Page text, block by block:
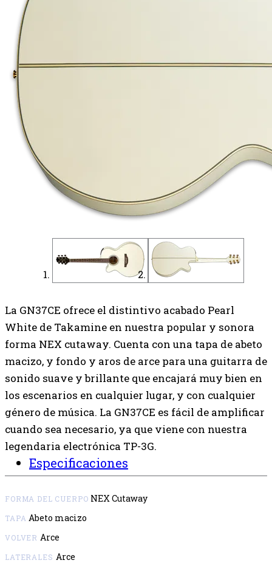
La GN37CE ofrece el distintivo acabado Pearl
White de Takamine en nuestra popular y sonora
forma NEX cutaway. Cuenta con una tapa de abeto
macizo, y fondo y aros de arce para una guitarra de
sonido suave y brillante que encajará muy bien en
los escenarios en cualquier lugar, y con cualquier
género de música. La GN37CE es fácil de amplificar
cuando sea necesario, ya que viene con nuestra
legendaria electrónica TP-3G.
Especificaciones
FORMA DEL CUERPO NEX Cutaway
TAPA Abeto macizo
VOLVER Arce
LATERALES Arce